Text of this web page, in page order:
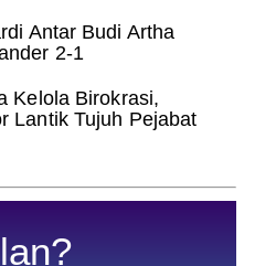
Antar Budi Artha
2-1
Kelola Birokrasi,
Lantik Tujuh Pejabat